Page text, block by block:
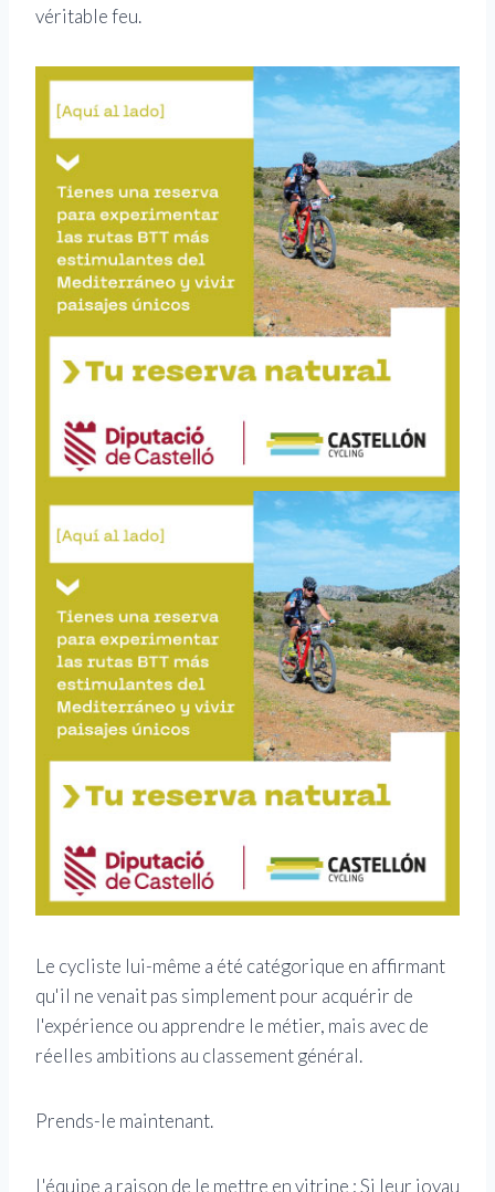
véritable feu.
Le cycliste lui-même a été catégorique en affirmant
qu'il ne venait pas simplement pour acquérir de
l'expérience ou apprendre le métier, mais avec de
réelles ambitions au classement général.
Prends-le maintenant.
L'équipe a raison de le mettre en vitrine ; Si leur joyau